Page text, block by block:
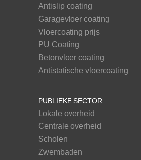
Antislip coating
Garagevloer coating
Vloercoating prijs
PU Coating
Betonvloer coating
Antistatische vloercoating
PUBLIEKE SECTOR
Lokale overheid
Centrale overheid
Scholen
Zwembaden